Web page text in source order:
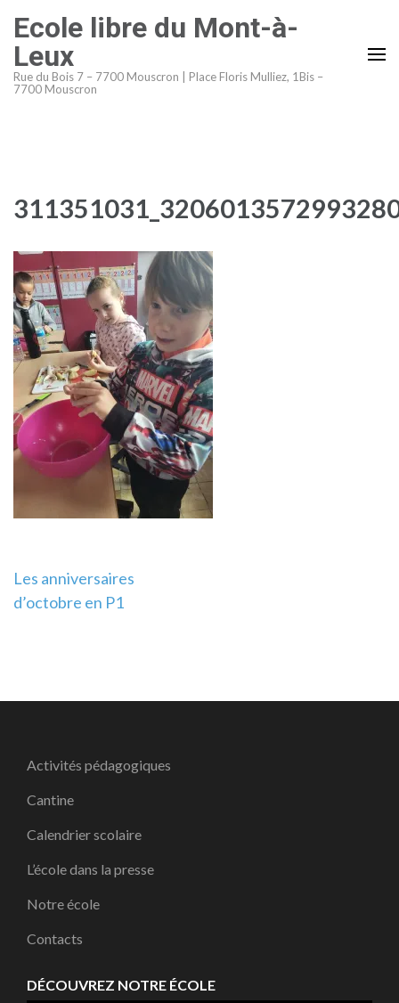
au
contenu
(Pressez
Ecole libre du Mont-à-
Leux
Rue du Bois 7 – 7700 Mouscron | Place Floris Mulliez, 1Bis –
7700 Mouscron
Navigation
de
Les anniversaires
d’octobre en P1
Activités pédagogiques
Cantine
Calendrier scolaire
L’école dans la presse
Notre école
Contacts
DÉCOUVREZ NOTRE ÉCOLE